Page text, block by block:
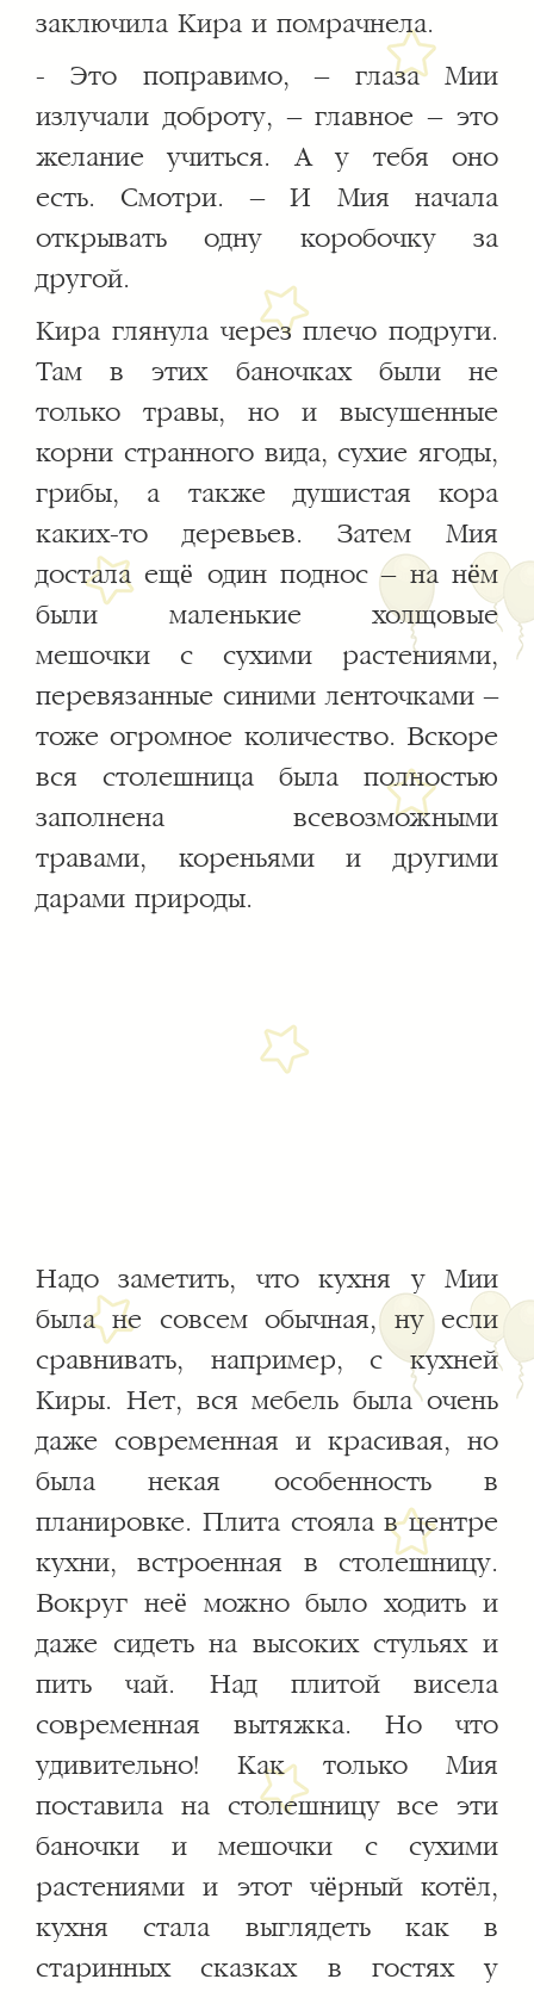
заключила Кира и помрачнела.
- Это поправимо, – глаза Мии
излучали доброту, – главное – это
желание учиться. А у тебя оно
есть. Смотри. – И Мия начала
открывать одну коробочку за
другой.
Кира глянула через плечо подруги.
Там в этих баночках были не
только травы, но и высушенные
корни странного вида, сухие ягоды,
грибы, а также душистая кора
каких-то деревьев. Затем Мия
достала ещё один поднос – на нём
были маленькие холщовые
мешочки с сухими растениями,
перевязанные синими ленточками –
тоже огромное количество. Вскоре
вся столешница была полностью
заполнена всевозможными
травами, кореньями и другими
дарами природы.
Надо заметить, что кухня у Мии
была не совсем обычная, ну если
сравнивать, например, с кухней
Киры. Нет, вся мебель была очень
даже современная и красивая, но
была некая особенность в
планировке. Плита стояла в центре
кухни, встроенная в столешницу.
Вокруг неё можно было ходить и
даже сидеть на высоких стульях и
пить чай. Над плитой висела
современная вытяжка. Но что
удивительно! Как только Мия
поставила на столешницу все эти
баночки и мешочки с сухими
растениями и этот чёрный котёл,
кухня стала выглядеть как в
старинных сказках в гостях у